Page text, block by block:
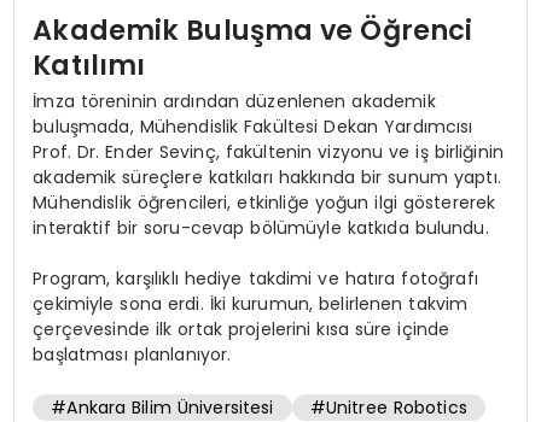
Akademik Buluşma ve Öğrenci
Katılımı
İmza töreninin ardından düzenlenen akademik
buluşmada, Mühendislik Fakültesi Dekan Yardımcısı
Prof. Dr. Ender Sevinç, fakültenin vizyonu ve iş birliğinin
akademik süreçlere katkıları hakkında bir sunum yaptı.
Mühendislik öğrencileri, etkinliğe yoğun ilgi göstererek
interaktif bir soru-cevap bölümüyle katkıda bulundu.
Program, karşılıklı hediye takdimi ve hatıra fotoğrafı
çekimiyle sona erdi. İki kurumun, belirlenen takvim
çerçevesinde ilk ortak projelerini kısa süre içinde
başlatması planlanıyor.
#Ankara Bilim Üniversitesi #Unitree Robotics